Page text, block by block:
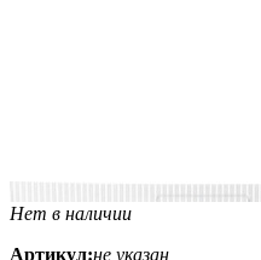
Нет в наличии
Артикул:не указан